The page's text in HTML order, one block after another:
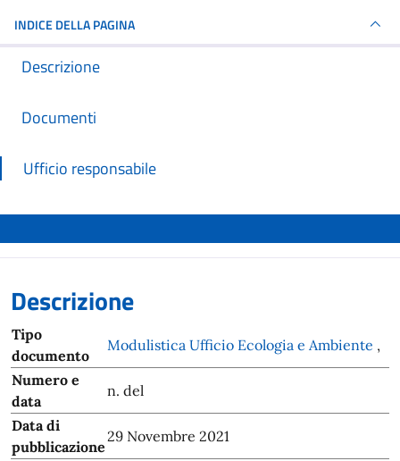
INDICE DELLA PAGINA
Descrizione
Documenti
Ufficio responsabile
Descrizione
Tipo
documento
Modulistica Ufficio Ecologia e Ambiente ,
Numero e
data
n. del
Data di
pubblicazione
29 Novembre 2021